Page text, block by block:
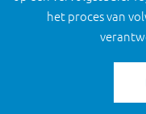
het proces van